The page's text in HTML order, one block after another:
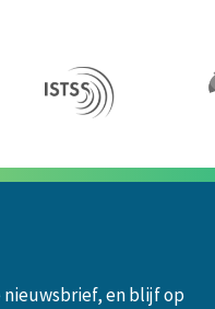
nieuwsbrief, en blijf op